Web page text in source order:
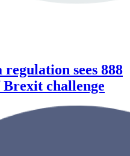
sees 888
Brexit challenge